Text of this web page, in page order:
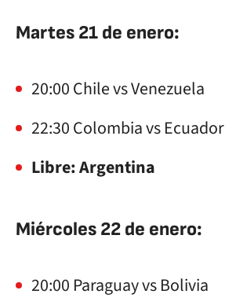
Martes 21 de enero:
20:00 Chile vs Venezuela
22:30 Colombia vs Ecuador
Libre: Argentina
Miércoles 22 de enero:
20:00 Paraguay vs Bolivia